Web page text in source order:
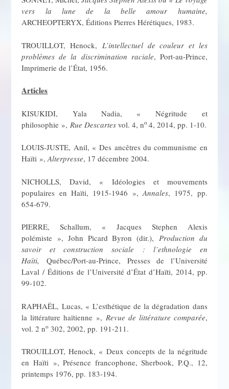
vers la lune de la belle amour humaine,
ARCHEOPTERYX, Éditions Pierres Hérétiques, 1983.
TROUILLOT, Henock, L’intellectuel de couleur et les
problèmes de la discrimination raciale, Port-au-Prince,
Imprimerie de l’État, 1956.
Articles
KISUKIDI, Yala Nadia, « Négritude et
philosophie », Rue Descartes vol. 4, no 4, 2014, pp. 1-10.
LOUIS-JUSTE, Anil, « Des ancêtres du communisme en
Haïti »,Alterpresse, 17 décembre 2004.
NICHOLLS, David, « Idéologies et mouvements
populaires en Haïti, 1915-1946 »,Annales, 1975, pp.
654-679.
PIERRE, Schallum, « Jacques Stephen Alexis
polémiste », John Picard Byron (dir.), Production du
savoir et construction sociale : l’ethnologie en
Haïti,
Québec/Port-au-Prince, Presses de l’Université
Laval / Éditions de l’Université d’État d’Haïti, 2014, pp.
99-102.
RAPHAËL, Lucas, « L’esthétique de la dégradation dans
la littérature haïtienne », Revue de littérature comparée,
vol. 2 no 302, 2002, pp. 191-211.
TROUILLOT, Henock, « Deux concepts de la négritude
en Haïti », Présence francophone, Sherbook, P.Q., 12,
printemps 1976, pp. 183-194.